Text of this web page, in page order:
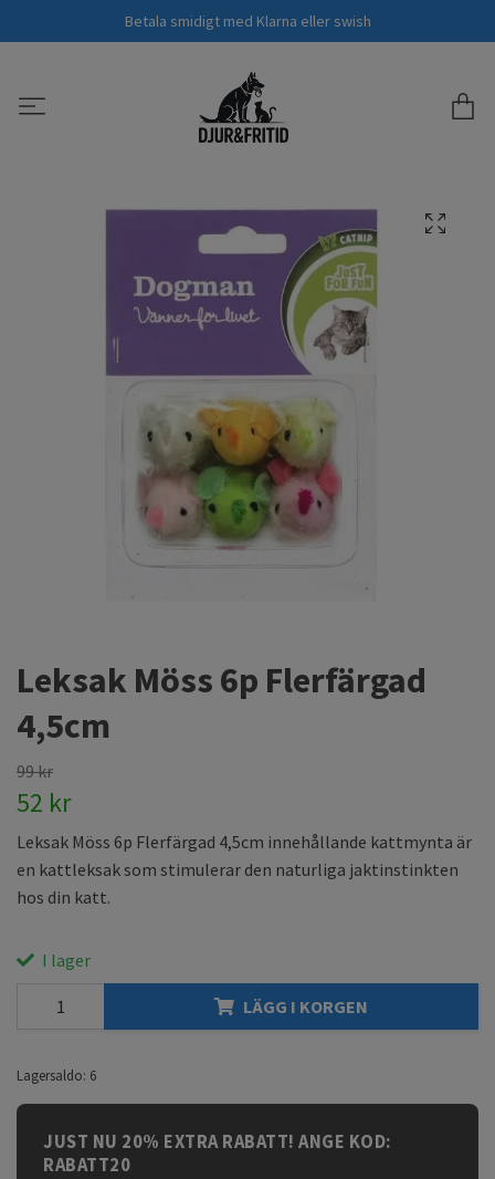
Betala smidigt med Klarna eller swish
Leksak Möss 6p Flerfärgad
4,5cm
99 kr
52 kr
Leksak Möss 6p Flerfärgad 4,5cm innehållande kattmynta är
en kattleksak som stimulerar den naturliga jaktinstinkten
hos din katt.
I lager
LÄGG I KORGEN
Lagersaldo: 6
JUST NU 20% EXTRA RABATT! ANGE KOD:
RABATT20